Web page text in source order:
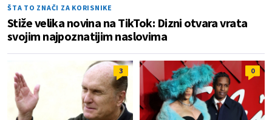
ŠTA TO ZNAČI ZA KORISNIKE
Stiže velika novina na TikTok: Dizni otvara vrata
svojim najpoznatijim naslovima
3 0